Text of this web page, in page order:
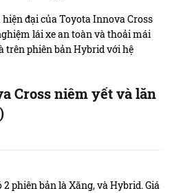
đại của Toyota Innova Cross
lái xe an toàn và thoải mái
trên phiên bản Hybrid với hệ
Cross niêm yết và lăn
phiên bản là Xăng, và Hybrid. Giá